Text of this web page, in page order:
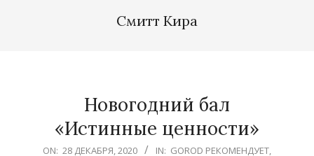
Смитт Кира
Новогодний бал
«Истинные ценности»
2020-
ON: 28 ДЕКАБРЯ, 2020 IN: GOROD РЕКОМЕНДУЕТ,